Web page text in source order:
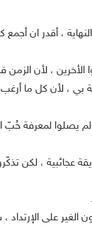
، أقدر ان
، لأن الزمن
كل ما أرغب فيه
يصلوا لمعرفة حُبّ
عجائبية ، لكن
على الإرتداد